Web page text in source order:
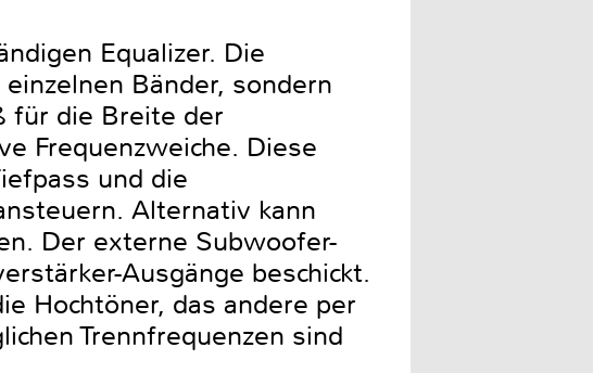
Equalizer. Die
Bänder, sondern
für die Breite der
Frequenzweiche. Diese
und die
Alternativ kann
Der externe Subwoofer-
Ausgänge beschickt.
Hochtöner, das andere per
Trennfrequenzen sind